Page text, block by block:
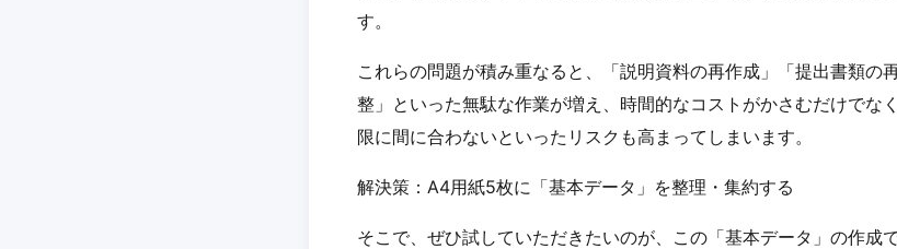
す。
これらの問題が積み重なると、「説明資料の再作成」「提出書類の
整」といった無駄な作業が増え、時間的なコストがかさむだけでな
限に間に合わないといったリスクも高まってしまいます。
解決策：A4用紙5枚に「基本データ」を整理・集約する
そこで、ぜひ試していただきたいのが、この「基本データ」の作成